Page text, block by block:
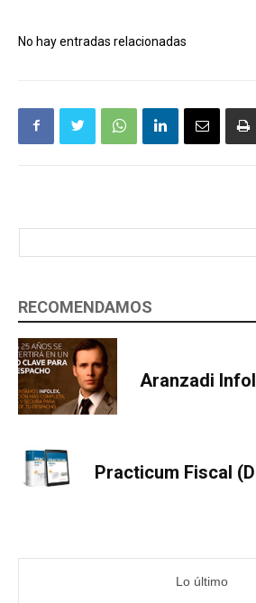
No hay entradas relacionadas
RECOMENDAMOS
Aranzadi
Practicum Fiscal
Lo último